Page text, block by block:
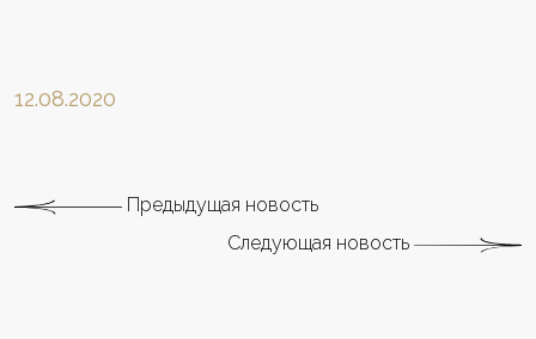
12.08.2020
Предыдущая новость
Следующая новость